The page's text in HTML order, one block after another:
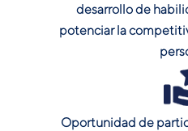
desarrollo de
potenciar la
Oportunidad de